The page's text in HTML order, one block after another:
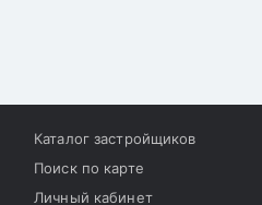
Каталог застройщиков
Поиск по карте
Личный кабинет